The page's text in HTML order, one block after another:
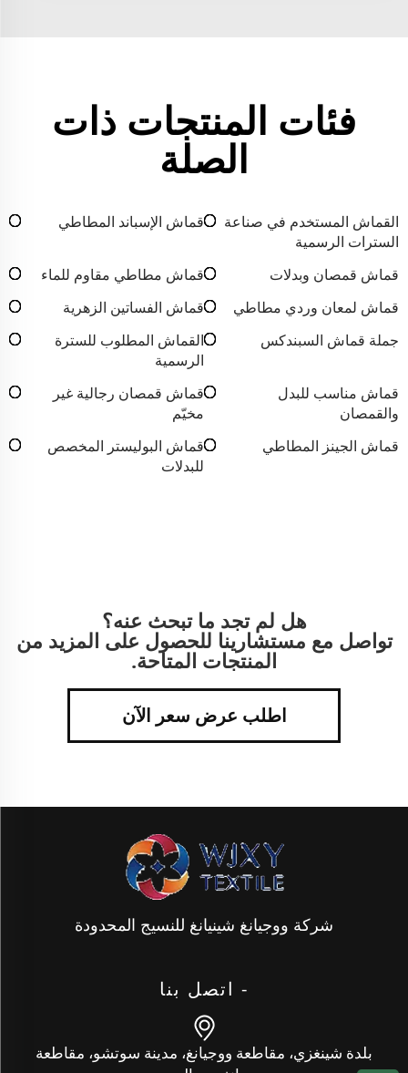
فئات المنتجات ذات
الصلة
القماش المستخدم في صناعة
السترات الرسمية
قماش الإسباند المطاطي
قماش قمصان وبدلات
قماش مطاطي مقاوم للماء
قماش لمعان وردي مطاطي
قماش الفساتين الزهرية
جملة قماش السبندكس
القماش المطلوب للسترة
الرسمية
قماش مناسب للبدل
والقمصان
قماش قمصان رجالية غير
مخيّم
قماش الجينز المطاطي
قماش البوليستر المخصص
للبدلات
هل لم تجد ما تبحث عنه؟
تواصل مع مستشارينا للحصول على المزيد من
المنتجات المتاحة.
اطلب عرض سعر الآن
شركة ووجيانغ شينيانغ للنسيج المحدودة
- اتصل بنا
بلدة شينغزي، مقاطعة ووجيانغ، مدينة سوتشو، مقاطعة